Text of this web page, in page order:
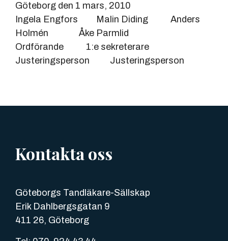
Göteborg den 1 mars, 2010
Ingela Engfors Malin Diding Anders
Holmén Åke Parmlid
Ordförande 1:e sekreterare
Justeringsperson Justeringsperson
Kontakta oss
Göteborgs Tandläkare-Sällskap
Erik Dahlbergsgatan 9
411 26, Göteborg